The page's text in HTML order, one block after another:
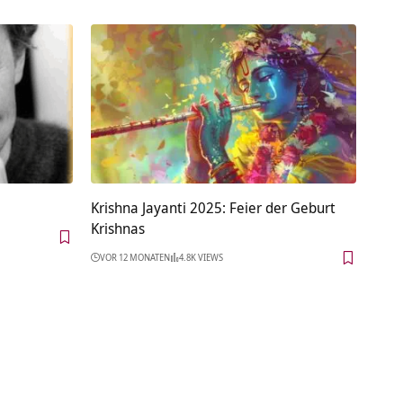
Krishna Jayanti 2025: Feier der Geburt
Krishnas
VOR 12 MONATEN 4.8K VIEWS